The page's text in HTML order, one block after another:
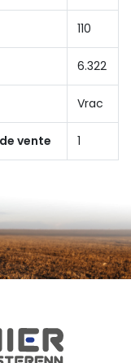
110
6.322
Vrac
vente 1